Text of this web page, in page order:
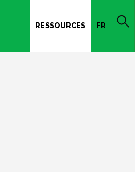
RESSOURCES FR